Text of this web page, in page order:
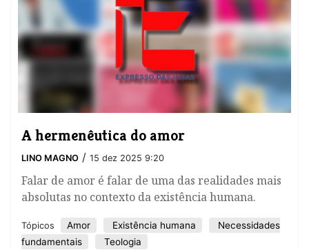
A hermenêutica do amor
LINO MAGNO / 15 dez 2025 9:20
​Falar de amor é falar de uma das realidades mais
absolutas no contexto da existência humana.
Tópicos Amor Existência humana
Necessidades
fundamentais
Teologia